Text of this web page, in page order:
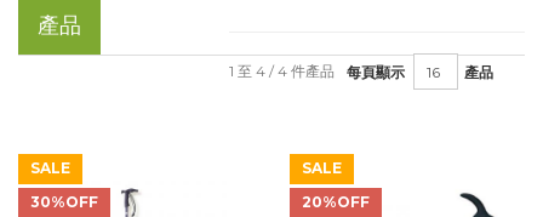
產品
每頁顯示 產品
1 至 4 / 4 件產品
SALE
30%OFF
SALE
20%OFF